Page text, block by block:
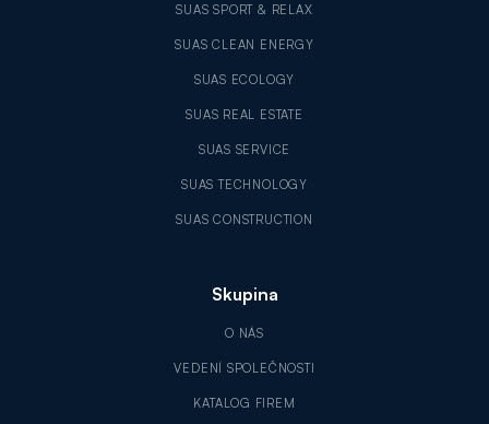
SUAS SPORT & RELAX
SUAS CLEAN ENERGY
SUAS ECOLOGY
SUAS REAL ESTATE
SUAS SERVICE
SUAS TECHNOLOGY
SUAS CONSTRUCTION
Skupina
O NÁS
VEDENÍ SPOLEČNOSTI
KATALOG FIREM